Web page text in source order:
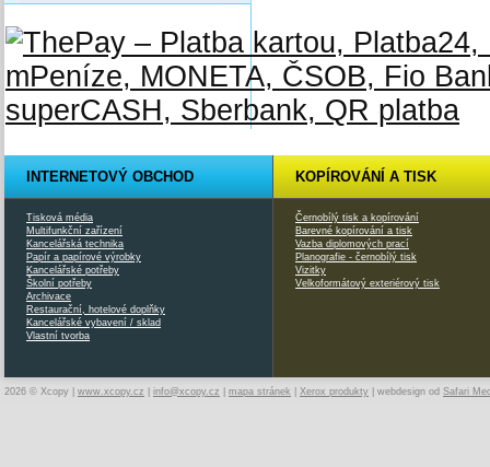
INTERNETOVÝ OBCHOD
Tisková média
Multifunkční zařízení
Kancelářská technika
Papír a papírové výrobky
Kancelářské potřeby
Školní potřeby
Archivace
Restaurační, hotelové doplňky
Kancelářské vybavení / sklad
Vlastní tvorba
KOPÍROVÁNÍ A TISK
Černobílý tisk a kopírování
Barevné kopírování a tisk
Vazba diplomových prací
Planografie - černobílý tisk
Vizitky
Velkoformátový exteriérový tisk
2026 © Xcopy | www.xcopy.cz info@xcopy.cz mapa stránek Xerox produkty | webdesign od Safari